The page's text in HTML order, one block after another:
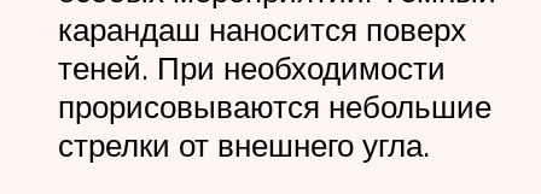
карандаш наносится поверх
теней. При необходимости
прорисовываются небольшие
стрелки от внешнего угла.